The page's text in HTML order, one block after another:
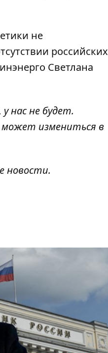
не
российских
Светлана
у нас не будет.
измениться в
новости.